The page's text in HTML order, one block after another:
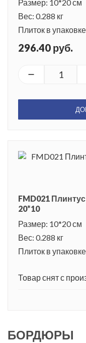
Размер: 10*20 см
Вес: 0.288 кг
Плиток в
296.40 руб.
FMD021
20*10
Размер: 10*20 см
Вес: 0.288 кг
Плиток в
Товар снят с
БОРДЮРЫ